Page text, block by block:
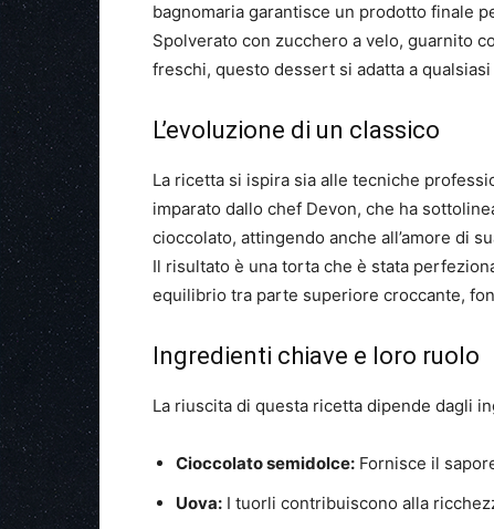
bagnomaria garantisce un prodotto finale
Spolverato con zucchero a velo, guarnito
freschi, questo dessert si adatta a
L’evoluzione di un classico
La ricetta si ispira sia alle tecniche
imparato dallo chef Devon, che ha
cioccolato, attingendo anche all’amore di
Il risultato è una torta che è stata
equilibrio tra parte superiore croccante,
Ingredienti chiave e loro ruolo
La riuscita di questa ricetta dipende dagli
Cioccolato semidolce: Fornisce il
Uova: I tuorli contribuiscono alla